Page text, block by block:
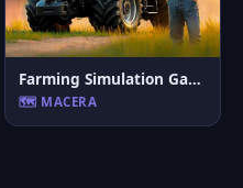
Farming Simulation Game
🗺️ MACERA